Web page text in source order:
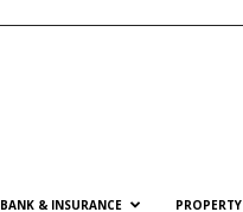
BANK & INSURANCE PROPERTY